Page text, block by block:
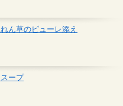
ん草のピューレ添え
ープ